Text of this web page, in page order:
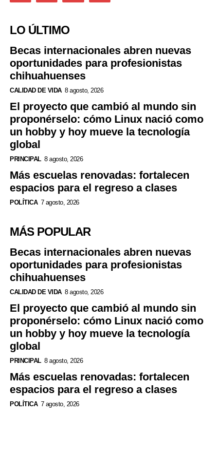
LO ÚLTIMO
Becas internacionales abren nuevas
oportunidades para profesionistas
chihuahuenses
CALIDAD DE VIDA 8 agosto, 2026
El proyecto que cambió al mundo sin
proponérselo: cómo Linux nació como
un hobby y hoy mueve la tecnología
global
PRINCIPAL 8 agosto, 2026
Más escuelas renovadas: fortalecen
espacios para el regreso a clases
POLÍTICA 7 agosto, 2026
MÁS POPULAR
Becas internacionales abren nuevas
oportunidades para profesionistas
chihuahuenses
CALIDAD DE VIDA 8 agosto, 2026
El proyecto que cambió al mundo sin
proponérselo: cómo Linux nació como
un hobby y hoy mueve la tecnología
global
PRINCIPAL 8 agosto, 2026
Más escuelas renovadas: fortalecen
espacios para el regreso a clases
POLÍTICA 7 agosto, 2026